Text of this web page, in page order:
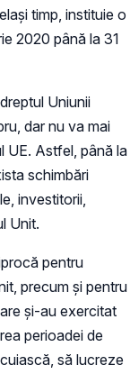
timp, instituie o
2020 până la 31
Uniunii
dar nu va mai
UE. Astfel, până la
schimbări
investitorii,
Unit.
pentru
precum și pentru
și-au exercitat
perioadei de
să lucreze